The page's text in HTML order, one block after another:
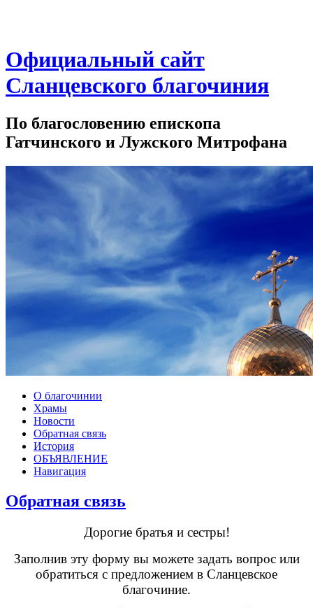
Официальный сайт
Сланцевского благочиния
По благословению епископа
Гатчинского и Лужского Митрофана
О благочинии
Храмы
Новости
Обратная связь
История
ОБЪЯВЛЕНИЕ
Навигация
Обратная связь
Дорогие братья и сестры!
Заполнив эту форму вы можете задать вопрос или
обратиться с предложением в Сланцевское
благочиние.